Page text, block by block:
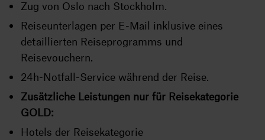
Zug von Oslo nach Stockholm.
Reiseunterlagen per E-Mail inklusive eines
detaillierten Reiseprogramms und
Reisevouchern.
24h-Notfall-Service während der Reise.
Zusätzliche Leistungen nur für Reisekategorie
GOLD:
Hotels der Reisekategorie